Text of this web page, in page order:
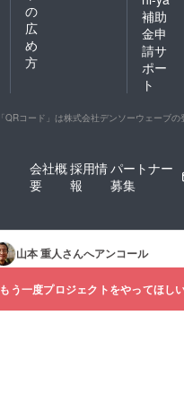
の
広
め
方
補助
金申
請サ
ポー
ト
「QRコード」は株式会社デンソーウェーブの
会社概
要
採用情
報
パートナー
募集
山本 重人さんへアンコール
もう一度プロジェクトをやってほし